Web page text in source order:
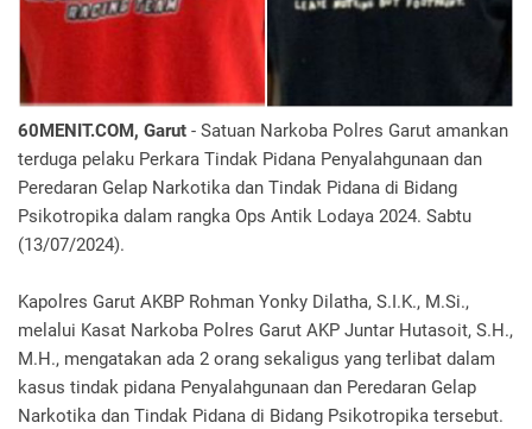
60MENIT.COM, Garut - Satuan Narkoba Polres Garut amankan
terduga pelaku Perkara Tindak Pidana Penyalahgunaan dan
Peredaran Gelap Narkotika dan Tindak Pidana di Bidang
Psikotropika dalam rangka Ops Antik Lodaya 2024. Sabtu
(13/07/2024).
Kapolres Garut AKBP Rohman Yonky Dilatha, S.I.K., M.Si.,
melalui Kasat Narkoba Polres Garut AKP Juntar Hutasoit, S.H.,
M.H., mengatakan ada 2 orang sekaligus yang terlibat dalam
kasus tindak pidana Penyalahgunaan dan Peredaran Gelap
Narkotika dan Tindak Pidana di Bidang Psikotropika tersebut.